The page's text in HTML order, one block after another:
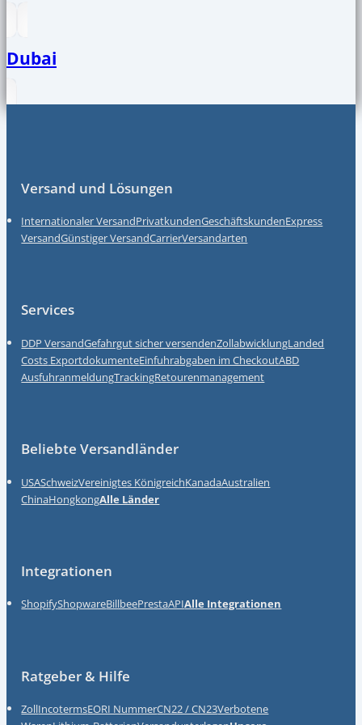
Dubai
Versand und Lösungen
Internationaler VersandPrivatkundenGeschäftskundenExpress
VersandGünstiger VersandCarrierVersandarten
Services
DDP VersandGefahrgut sicher versendenZollabwicklungLanded
Costs ExportdokumenteEinfuhrabgaben im CheckoutABD
AusfuhranmeldungTrackingRetourenmanagement
Beliebte Versandländer
USASchweizVereinigtes KönigreichKanadaAustralien
ChinaHongkongAlle Länder
Integrationen
ShopifyShopwareBillbeePrestaAPIAlle Integrationen
Ratgeber & Hilfe
ZollIncotermsEORI NummerCN22 / CN23Verbotene